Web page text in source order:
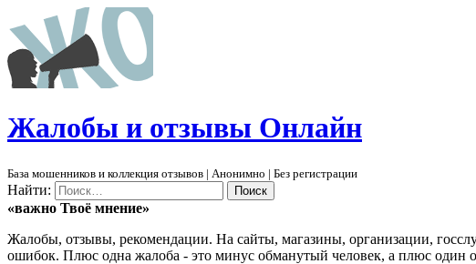
Жалобы и отзывы Онлайн
База мошенников и коллекция отзывов | Анонимно | Без регистрации
Найти:
«важно Твоё мнение»
Жалобы, отзывы, рекомендации. На сайты, магазины, организации,
ошибок. Плюс одна жалоба - это минус обманутый человек, а плюс один